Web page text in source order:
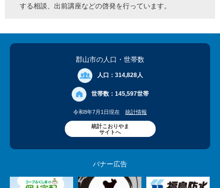
する相談、出前講座などの啓発を行っています。
郡山市の人口 ・世帯数
人口： 314,828人
世帯数： 145,597世帯
令和8年7月1日現在 統計情報
統計こおりやま
サイトへ
バナー広告